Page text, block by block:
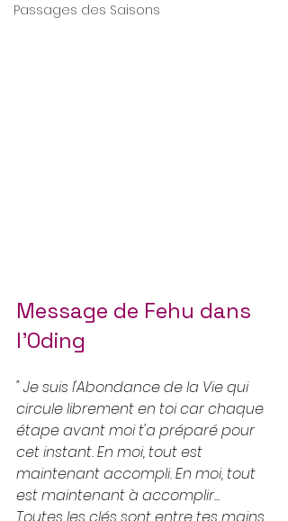
Passages des Saisons
Message de Fehu dans
l'Oding
" Je suis l'Abondance de la Vie qui
circule librement en toi car chaque
étape avant moi t'a préparé pour
cet instant. En moi, tout est
maintenant accompli. En moi, tout
est maintenant à accomplir...
Toutes les clés sont entre tes mains,